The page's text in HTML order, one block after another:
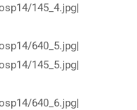
145_4.jpg|
640_5.jpg|
145_5.jpg|
640_6.jpg|